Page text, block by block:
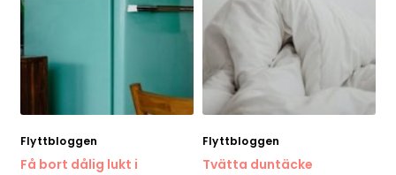
Flyttbloggen
Få bort dålig lukt i
Flyttbloggen
Tvätta duntäcke